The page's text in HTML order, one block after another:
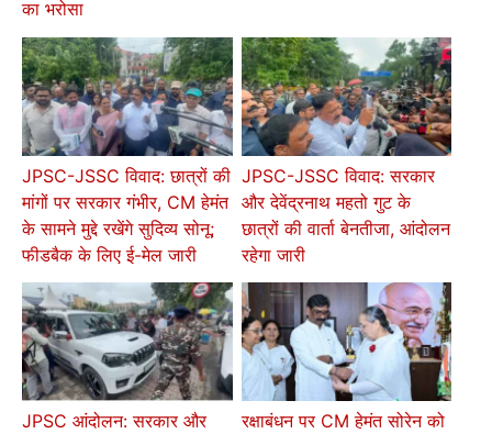
का भरोसा
JPSC-JSSC विवाद: छात्रों की
मांगों पर सरकार गंभीर, CM हेमंत
के सामने मुद्दे रखेंगे सुदिव्य सोनू;
फीडबैक के लिए ई-मेल जारी
JPSC-JSSC विवाद: सरकार
और देवेंद्रनाथ महतो गुट के
छात्रों की वार्ता बेनतीजा, आंदोलन
रहेगा जारी
JPSC आंदोलन: सरकार और
रक्षाबंधन पर CM हेमंत सोरेन को